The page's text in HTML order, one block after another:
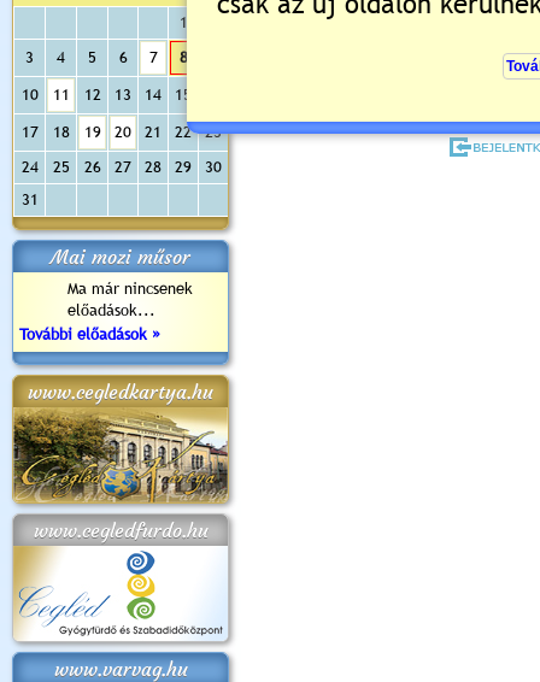
1
3
4 5 6 7 8
10 11 12 13 14 15
17 18 19 20 21 22
23
24
25 26 27 28 29
30
31
Mai mozi műsor
Ma már nincsenek
előadások...
További előadások »
www.cegledkartya.hu
www.cegledfurdo.hu
www.varvag.hu
Kérjük jelentkezzen be,